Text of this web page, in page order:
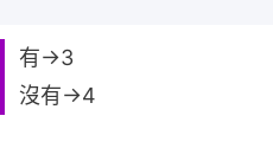
有→3
沒有→4